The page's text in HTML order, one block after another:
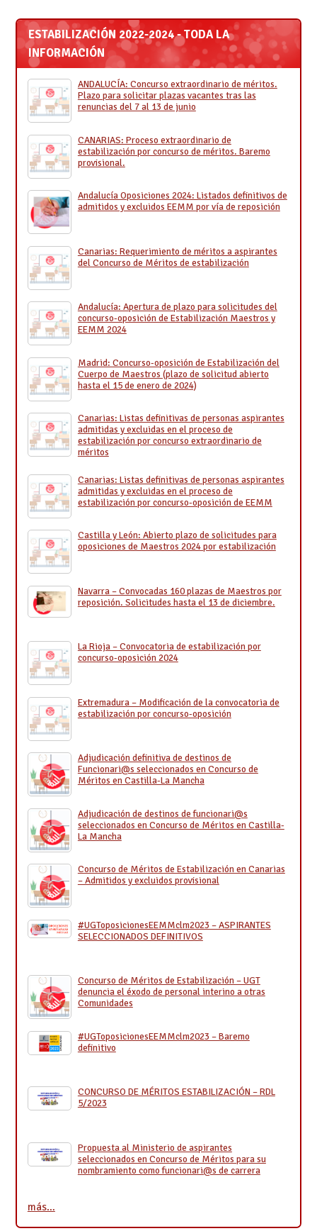
ESTABILIZACIÓN 2022-2024 - TODA LA
INFORMACIÓN
ANDALUCÍA: Concurso extraordinario de méritos.
Plazo para solicitar plazas vacantes tras las
renuncias del 7 al 13 de junio
CANARIAS: Proceso extraordinario de
estabilización por concurso de méritos. Baremo
provisional.
Andalucía Oposiciones 2024: Listados definitivos de
admitidos y excluidos EEMM por vía de reposición
Canarias: Requerimiento de méritos a aspirantes
del Concurso de Méritos de estabilización
Andalucía: Apertura de plazo para solicitudes del
concurso-oposición de Estabilización Maestros y
EEMM 2024
Madrid: Concurso-oposición de Estabilización del
Cuerpo de Maestros (plazo de solicitud abierto
hasta el 15 de enero de 2024)
Canarias: Listas definitivas de personas aspirantes
admitidas y excluidas en el proceso de
estabilización por concurso extraordinario de
méritos
Canarias: Listas definitivas de personas aspirantes
admitidas y excluidas en el proceso de
estabilización por concurso-oposición de EEMM
Castilla y León: Abierto plazo de solicitudes para
oposiciones de Maestros 2024 por estabilización
Navarra – Convocadas 160 plazas de Maestros por
reposición. Solicitudes hasta el 13 de diciembre.
La Rioja – Convocatoria de estabilización por
concurso-oposición 2024
Extremadura – Modificación de la convocatoria de
estabilización por concurso-oposición
Adjudicación definitiva de destinos de
Funcionari@s seleccionados en Concurso de
Méritos en Castilla-La Mancha
Adjudicación de destinos de funcionari@s
seleccionados en Concurso de Méritos en Castilla-
La Mancha
Concurso de Méritos de Estabilización en Canarias
– Admitidos y excluidos provisional
#UGToposicionesEEMMclm2023 – ASPIRANTES
SELECCIONADOS DEFINITIVOS
Concurso de Méritos de Estabilización – UGT
denuncia el éxodo de personal interino a otras
Comunidades
#UGToposicionesEEMMclm2023 – Baremo
definitivo
CONCURSO DE MÉRITOS ESTABILIZACIÓN – RDL
5/2023
Propuesta al Ministerio de aspirantes
seleccionados en Concurso de Méritos para su
nombramiento como funcionari@s de carrera
más…